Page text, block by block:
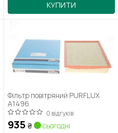
КУПИТИ
Фільтр повітряний PURFLUX
A1496
0 відгуків
935 ₴ сьогодні